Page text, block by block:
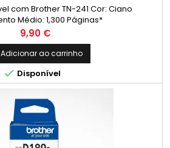
com Brother TN-241 Cor: Ciano
Médio: 1,300 Páginas*
Preço
9,90 €
Adicionar ao carrinho
 Disponível